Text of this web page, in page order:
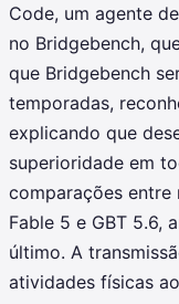
Code, um agente
no Bridgebench,
que Bridgebench
temporadas,
explicando que
superioridade em
comparações entre
Fable 5 e GBT 5.6,
último. A
atividades físicas